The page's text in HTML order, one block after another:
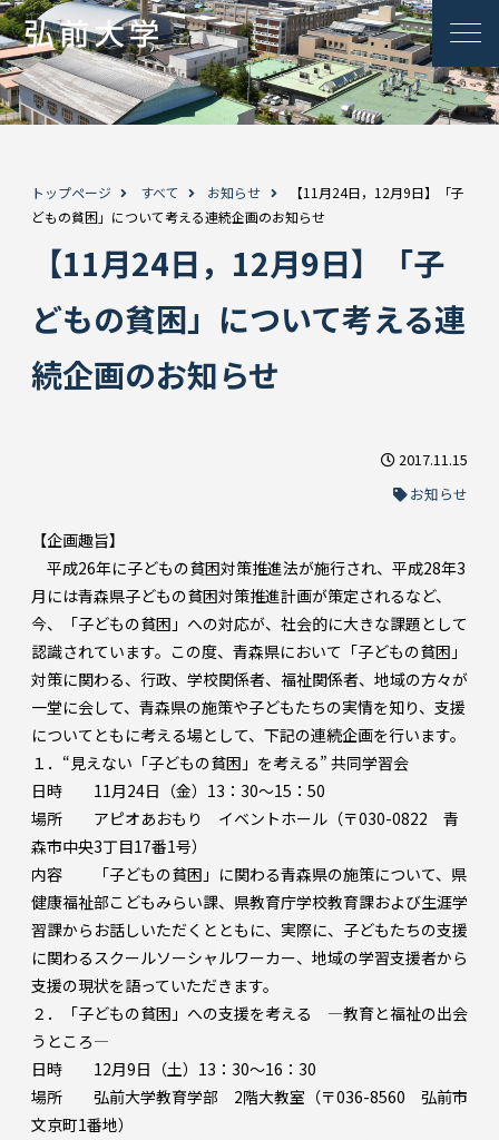
トップページ すべて お知らせ
【11月24日，12月9日】「子
どもの貧困」について考える連続企画のお知らせ
【11月24日，12月9日】「子
どもの貧困」について考える連
続企画のお知らせ
2017.11.15
お知らせ
【企画趣旨】
平成26年に子どもの貧困対策推進法が施行され、平成28年3
月には青森県子どもの貧困対策推進計画が策定されるなど、
今、「子どもの貧困」への対応が、社会的に大きな課題として
認識されています。この度、青森県において「子どもの貧困」
対策に関わる、行政、学校関係者、福祉関係者、地域の方々が
一堂に会して、青森県の施策や子どもたちの実情を知り、支援
についてともに考える場として、下記の連続企画を行います。
１．“見えない「子どもの貧困」を考える” 共同学習会
日時 11月24日（金）13：30～15：50
場所 アピオあおもり イベントホール（〒030-0822 青
森市中央3丁目17番1号）
内容 「子どもの貧困」に関わる青森県の施策について、県
健康福祉部こどもみらい課、県教育庁学校教育課および生涯学
習課からお話しいただくとともに、実際に、子どもたちの支援
に関わるスクールソーシャルワーカー、地域の学習支援者から
支援の現状を語っていただきます。
２．「子どもの貧困」への支援を考える ―教育と福祉の出会
うところ―
日時 12月9日（土）13：30～16：30
場所 弘前大学教育学部 2階大教室（〒036-8560 弘前市
文京町1番地）